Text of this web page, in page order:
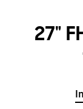
27"